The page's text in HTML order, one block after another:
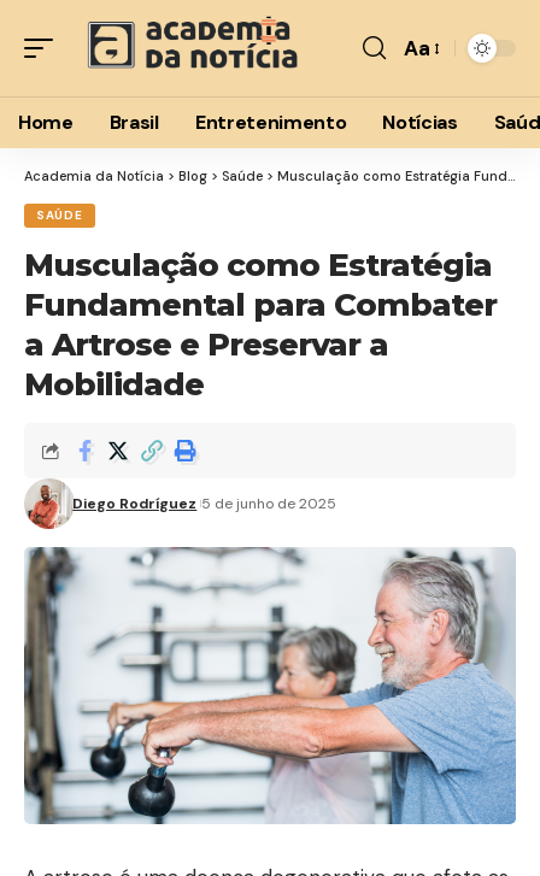
Font
Resizer
Aa
Home Brasil Entretenimento Notícias
Academia da Notícia > Blog > Saúde > Musculação como Estratégia Fundamental para Combater a Artrose e Preservar a Mobilidade
SAÚDE
Musculação como Estratégia
Fundamental para Combater
a Artrose e Preservar a
Mobilidade
Diego Rodríguez 5 de junho de 2025